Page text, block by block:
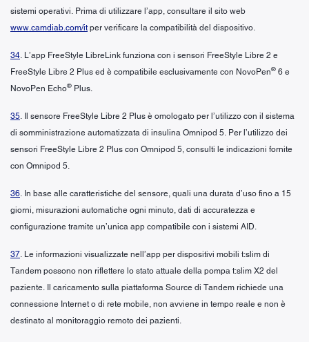
sistemi operativi. Prima di utilizzare l’app, consultare il sito web
www.camdiab.com/it per verificare la compatibilità del dispositivo.
34. L’app FreeStyle LibreLink funziona con i sensori FreeStyle Libre 2 e
FreeStyle Libre 2 Plus ed è compatibile esclusivamente con NovoPen® 6 e
NovoPen Echo® Plus.
35. Il sensore FreeStyle Libre 2 Plus è omologato per l’utilizzo con il sistema
di somministrazione automatizzata di insulina Omnipod 5. Per l’utilizzo dei
sensori FreeStyle Libre 2 Plus con Omnipod 5, consulti le indicazioni fornite
con Omnipod 5.
36. In base alle caratteristiche del sensore, quali una durata d’uso fino a 15
giorni, misurazioni automatiche ogni minuto, dati di accuratezza e
configurazione tramite un’unica app compatibile con i sistemi AID.
37. Le informazioni visualizzate nell’app per dispositivi mobili t:slim di
Tandem possono non riflettere lo stato attuale della pompa t:slim X2 del
paziente. Il caricamento sulla piattaforma Source di Tandem richiede una
connessione Internet o di rete mobile, non avviene in tempo reale e non è
destinato al monitoraggio remoto dei pazienti.